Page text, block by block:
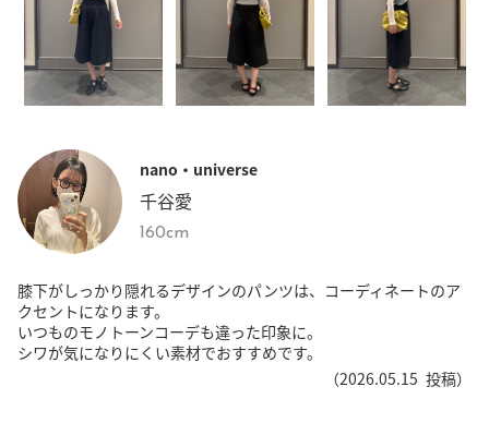
nano・universe
千谷愛
160cm
膝下がしっかり隠れるデザインのパンツは、コーディネートのア
クセントになります。
いつものモノトーンコーデも違った印象に。
シワが気になりにくい素材でおすすめです。
（2026.05.15 投稿）